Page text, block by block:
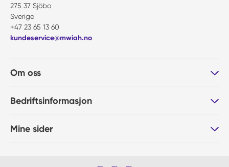
275 37 Sjöbo
Sverige
+47 23 65 13 60
kundeservice@mwiah.no
Om oss
Bedriftsinformasjon
Mine sider